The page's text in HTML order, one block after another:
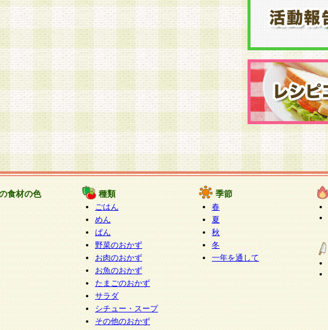
食材の色 種類
ごはん
めん
ぱん
野菜のおかず
お肉のおかず
お魚のおかず
たまごのおかず
サラダ
シチュー・スープ
その他のおかず
季節
春
夏
秋
冬
一年を通して